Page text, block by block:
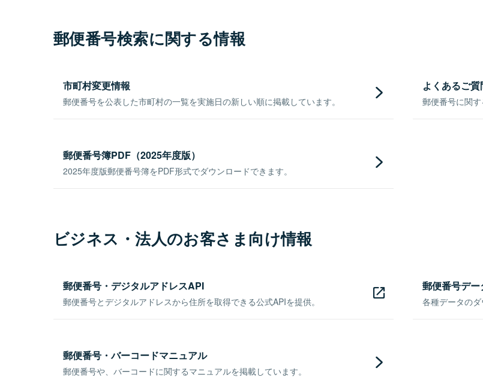
郵便番号検索に関する情報
市町村変更情報
郵便番号を公表した市町村の一覧を実施日の新しい順に掲載しています。
よくあるご
郵便番号に関す
郵便番号簿PDF（2025年度版）
2025年度版郵便番号簿をPDF形式でダウンロードできます。
ビジネス・法人のお客さま向け情報
郵便番号・デジタルアドレスAPI
郵便番号とデジタルアドレスから住所を取得できる公式APIを提供。
郵便番号デ
各種データの
郵便番号・バーコードマニュアル
郵便番号や、バーコードに関するマニュアルを掲載しています。